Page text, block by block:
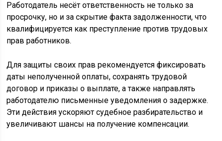
Работодатель несёт ответственность не только за
просрочку, но и за скрытие факта задолженности, что
квалифицируется как преступление против трудовых
прав работников.
Для защиты своих прав рекомендуется фиксировать
даты неполученной оплаты, сохранять трудовой
договор и приказы о выплате, а также направлять
работодателю письменные уведомления о задержке.
Эти действия ускоряют судебное разбирательство и
увеличивают шансы на получение компенсации.